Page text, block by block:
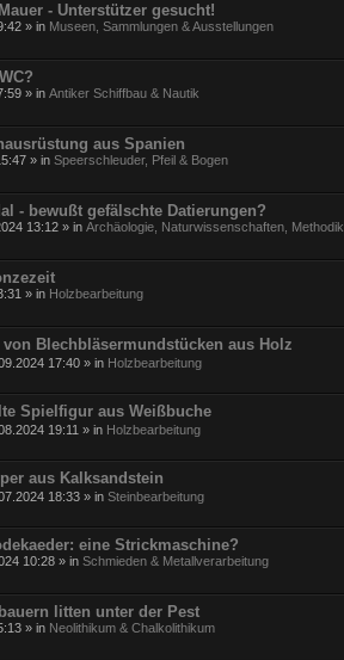
- Unterstützer gesucht!
» in Museen, Sammlungen & Ausstellungen
» in Antiker Schiffbau & Nautik
aus Spanien
» in Speerschleuder, Pfeil & Bogen
- bewußt gefälschte Datierungen?
13:12 » in Archäologie, Naturwissenschaften, Methodik
» in Holzbearbeitung
Blechbläsermundstücken aus Holz
17:40 » in Holzbearbeitung
Spielfigur aus Weißbuche
19:11 » in Holzbearbeitung
aus Kalksandstein
18:33 » in Steinbearbeitung
eine Strickmaschine?
10:28 » in Schmieden & Metallverarbeitung
litten unter der Pest
» in Neolithikum & Chalkolithikum